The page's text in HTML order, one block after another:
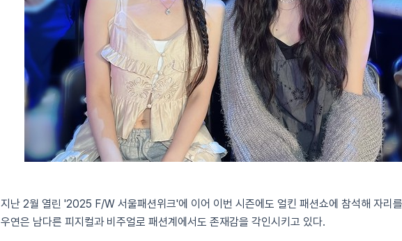
지난 2월 열린 '2025 F/W 서울패션위크'에 이어 이번 시즌에도 얼킨 패션쇼에 참석해 자리
우연은 남다른 피지컬과 비주얼로 패션계에서도 존재감을 각인시키고 있다.